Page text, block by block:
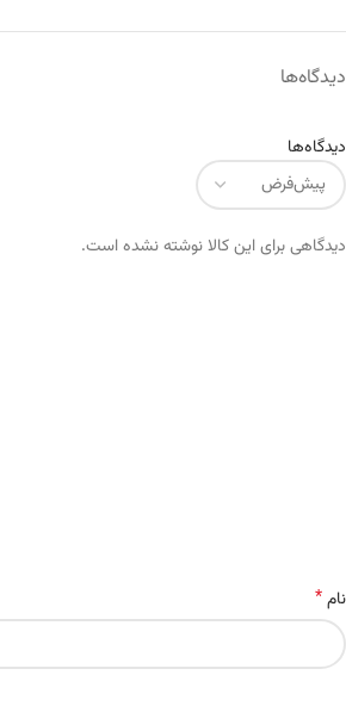
دیدگاه‌ها
دیدگاه‌ها
دیدگاهی برای این کالا نوشته نشده است.
نام*